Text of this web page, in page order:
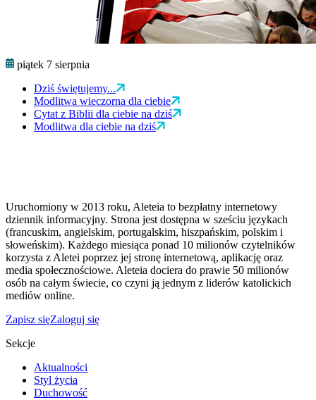
piątek 7 sierpnia
Dziś świętujemy...
Modlitwa wieczorna dla ciebie
Cytat z Biblii dla ciebie na dziś
Modlitwa dla ciebie na dziś
Uruchomiony w 2013 roku, Aleteia to bezpłatny internetowy
dziennik informacyjny. Strona jest dostępna w sześciu językach
(francuskim, angielskim, portugalskim, hiszpańskim, polskim i
słoweńskim). Każdego miesiąca ponad 10 milionów czytelników
korzysta z Aletei poprzez jej stronę internetową, aplikację oraz
media społecznościowe. Aleteia dociera do prawie 50 milionów
osób na całym świecie, co czyni ją jednym z liderów katolickich
mediów online.
Zapisz sięZaloguj się
Sekcje
Aktualności
Styl życia
Duchowość